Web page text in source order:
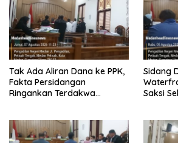
Tak Ada Aliran Dana ke PPK,
Fakta Persidangan
Ringankan Terdakwa
Sidang
Saksi
Jaksa